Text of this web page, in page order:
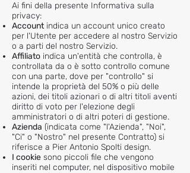
Ai fini della presente Informativa sulla
privacy:
Accountindica un account unico creato
per l'Utente per accedere al nostro Servizio
o a parti del nostro Servizio.
Affiliato indica un'entità che controlla, è
controllata da o è sotto controllo comune
con una parte, dove per "controllo" si
intende la proprietà del 50% o più delle
azioni, dei titoli azionari o di altri titoli aventi
diritto di voto per l'elezione degli
amministratori o di altri poteri di gestione.
Azienda (indicata come "l'Azienda", "Noi",
"Ci" o "Nostro" nel presente Contratto) si
riferisce a Pier Antonio Spolti design.
I cookie sono piccoli file che vengono
inseriti nel computer, nel dispositivo mobile